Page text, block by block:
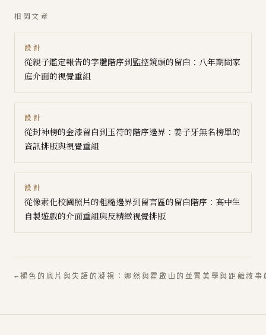
相關文章
設計
從親子鑑定報告的字體階序到監控鏡頭的留白：八年期間家
庭介面的視覺重組
設計
從封神榜的金漆留白到玉符的階序邊界：姜子牙無名榜單的
資訊排版與視覺重組
設計
從像素化校園照片的粗糙邊界到留言區的留白階序：高中生
自製遊戲的介面重組與反精緻視覺排版
← 褪色的底片與失語的凝視：娜然與霍啟山的並置美學與距離敘事